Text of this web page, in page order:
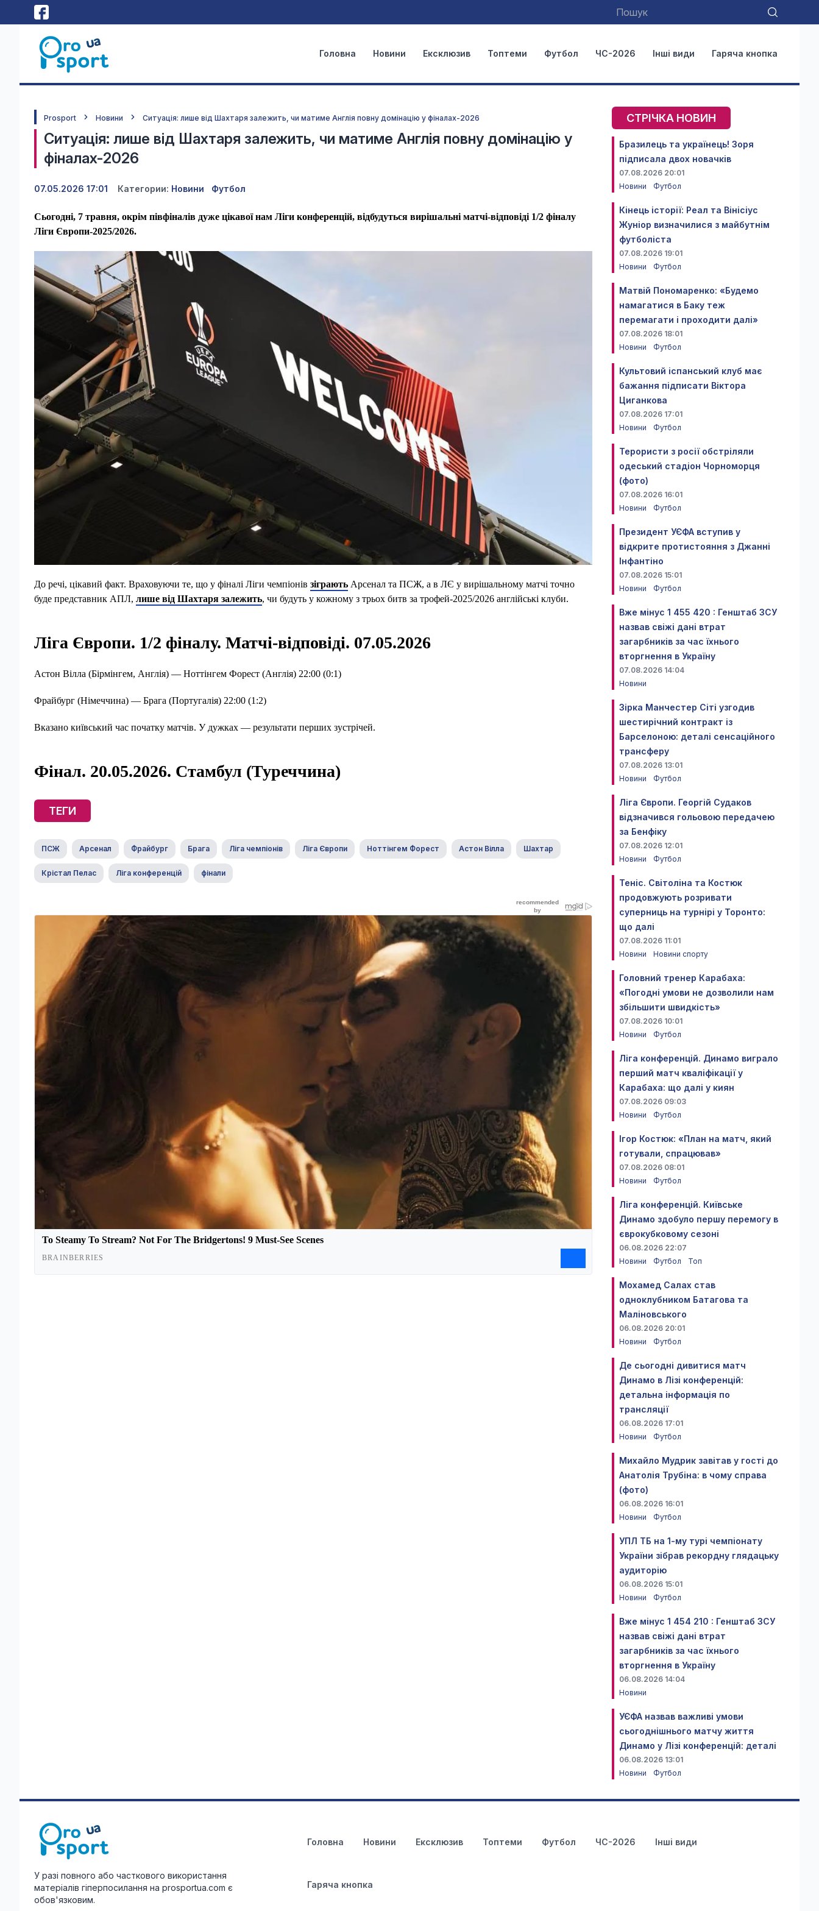
Головна Новини Ексклюзив Топтеми Футбол ЧС-2026 Інші види Гаряча кнопка
Prosport Новини Ситуація: лише від Шахтаря залежить, чи матиме Англія повну домінацію у фіналах-2026
Ситуація: лише від Шахтаря залежить, чи матиме Англія повну домінацію у
фіналах-2026
07.05.2026 17:01 Категории: Новини Футбол
Сьогодні, 7 травня, окрім півфіналів дуже цікавої нам Ліги конференцій, відбудуться вирішальні матчі-відповіді 1/2 фіналу
Ліги Європи-2025/2026.
До речі, цікавий факт. Враховуючи те, що у фіналі Ліги чемпіонів зіграють Арсенал та ПСЖ, а в ЛЄ у вирішальному матчі точно
буде представник АПЛ, лише від Шахтаря залежить, чи будуть у кожному з трьох битв за трофей-2025/2026 англійські клуби.
Ліга Європи. 1/2 фіналу. Матчі-відповіді. 07.05.2026
Астон Вілла (Бірмінгем, Англія) — Ноттінгем Форест (Англія) 22:00 (0:1)
Фрайбург (Німеччина) — Брага (Португалія) 22:00 (1:2)
Вказано київський час початку матчів. У дужках — результати перших зустрічей.
Фінал. 20.05.2026. Стамбул (Туреччина)
ТЕГИ
ПСЖ Арсенал Фрайбург Брага Ліга чемпіонів Ліга Європи Ноттінгем Форест Астон Вілла Шахтар
Крістал Пелас Ліга конференцій фінали
СТРІЧКА НОВИН
Бразилець та українець! Зоря
підписала двох новачків
07.08.2026 20:01
Новини
Футбол
Кінець історії: Реал та Вінісіус
Жуніор визначилися з майбутнім
футболіста
07.08.2026 19:01
Новини
Футбол
Матвій Пономаренко: «Будемо
намагатися в Баку теж
перемагати і проходити далі»
07.08.2026 18:01
Новини
Футбол
Культовий іспанський клуб має
бажання підписати Віктора
Циганкова
07.08.2026 17:01
Новини
Футбол
Терористи з росії обстріляли
одеський стадіон Чорноморця
(фото)
07.08.2026 16:01
Новини
Футбол
Президент УЄФА вступив у
відкрите протистояння з Джанні
Інфантіно
07.08.2026 15:01
Новини
Футбол
Вже мінус 1 455 420 : Генштаб ЗСУ
назвав свіжі дані втрат
загарбників за час їхнього
вторгнення в Україну
07.08.2026 14:04
Новини
Зірка Манчестер Сіті узгодив
шестирічний контракт із
Барселоною: деталі сенсаційного
трансферу
07.08.2026 13:01
Новини
Футбол
Ліга Європи. Георгій Судаков
відзначився гольовою передачею
за Бенфіку
07.08.2026 12:01
Новини
Футбол
Теніс. Світоліна та Костюк
продовжують розривати
суперниць на турнірі у Торонто:
що далі
07.08.2026 11:01
Новини
Новини спорту
Головний тренер Карабаха:
«Погодні умови не дозволили нам
збільшити швидкість»
07.08.2026 10:01
Новини
Футбол
Ліга конференцій. Динамо виграло
перший матч кваліфікації у
Карабаха: що далі у киян
07.08.2026 09:03
Новини
Футбол
Ігор Костюк: «План на матч, який
готували, спрацював»
07.08.2026 08:01
Новини
Футбол
Ліга конференцій. Київське
Динамо здобуло першу перемогу в
єврокубковому сезоні
06.08.2026 22:07
Новини
Футбол Топ
Мохамед Салах став
одноклубником Батагова та
Маліновського
06.08.2026 20:01
Новини
Футбол
Де сьогодні дивитися матч
Динамо в Лізі конференцій:
детальна інформація по
трансляції
06.08.2026 17:01
Новини
Футбол
Михайло Мудрик завітав у гості до
Анатолія Трубіна: в чому справа
(фото)
06.08.2026 16:01
Новини
Футбол
УПЛ ТБ на 1-му турі чемпіонату
України зібрав рекордну глядацьку
аудиторію
06.08.2026 15:01
Новини
Футбол
Вже мінус 1 454 210 : Генштаб ЗСУ
назвав свіжі дані втрат
загарбників за час їхнього
вторгнення в Україну
06.08.2026 14:04
Новини
УЄФА назвав важливі умови
сьогоднішнього матчу життя
Динамо у Лізі конференцій: деталі
06.08.2026 13:01
Новини
Футбол
У разі повного або часткового використання
матеріалів гіперпосилання на prosportua.com є
обов'язковим.
Головна Новини Ексклюзив Топтеми Футбол ЧС-2026 Інші види
Гаряча кнопка